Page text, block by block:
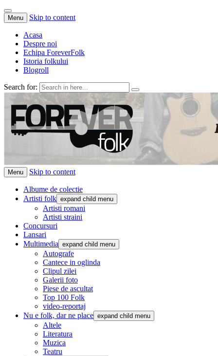
Menu Skip to content
Acasa
Despre noi
Echipa ForeverFolk
Istoria folkului
Blogroll
Search for:
ForeverFolk
Muzica sufletului tau
Menu Skip to content
Albume de colectie
Artisti folk expand child menu
Artisti romani
Artisti straini
Concursuri
Lansari
Multimedia expand child menu
Autografe
Cantece in oglinda
Clipul zilei
Galerii foto
Piese de ascultat
Top 100 Folk
video-reportaj
Nu e folk, dar ne place expand child menu
Altele
Literatura
Muzica
Teatru